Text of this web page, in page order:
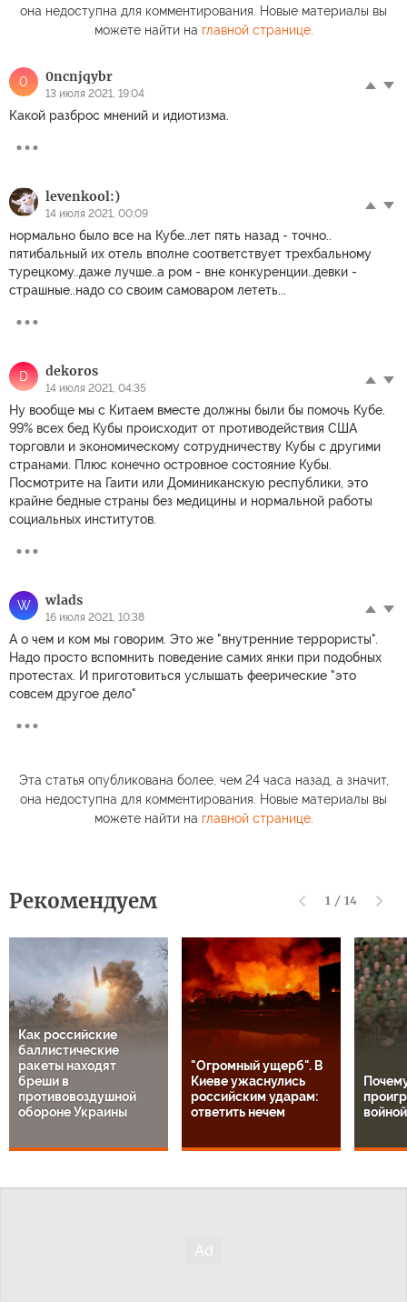
она недоступна для комментирования. Новые материалы вы
можете найти на главной странице.
0 0ncnjqybr
13 июля 2021, 19:04
Какой разброс мнений и идиотизма.
levenkool:)
14 июля 2021, 00:09
нормально было все на Кубе..лет пять назад - точно..
пятибальный их отель вполне соответствует трехбальному
турецкому..даже лучше..а ром - вне конкуренции..девки -
страшные..надо со своим самоваром лететь...
D dekoros
14 июля 2021, 04:35
Ну вообще мы с Китаем вместе должны были бы помочь Кубе.
99% всех бед Кубы происходит от противодействия США
торговли и экономическому сотрудничеству Кубы с другими
странами. Плюс конечно островное состояние Кубы.
Посмотрите на Гаити или Доминиканскую республики, это
крайне бедные страны без медицины и нормальной работы
социальных институтов.
W wlads
16 июля 2021, 10:38
А о чем и ком мы говорим. Это же "внутренние террористы".
Надо просто вспомнить поведение самих янки при подобных
протестах. И приготовиться услышать феерические "это
совсем другое дело"
Эта статья опубликована более, чем 24 часа назад, а значит,
она недоступна для комментирования. Новые материалы вы
можете найти на главной странице.
Рекомендуем 1 / 14
Как российские
баллистические
ракеты находят
бреши в
противовоздушной
обороне Украины
"Огромный ущерб". В
Киеве ужаснулись
российским ударам:
ответить нечем